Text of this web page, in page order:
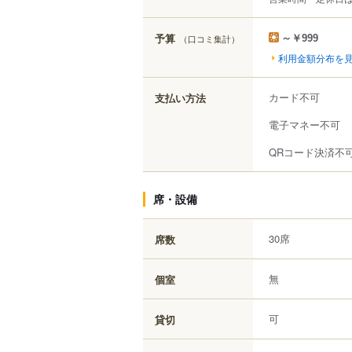
予算 （口コミ集計） ～￥999
利用金額分布を
支払い方法
カード不可
電子マネー不可
QRコード決済不
席・設備
席数 30席
個室 無
貸切 可